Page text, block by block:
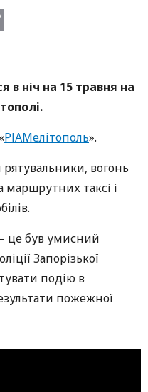
ніч на 15 травня на
РІАМелітополь».
вогонь
таксі і
це був умисний
Запорізької
подію в
пожежної